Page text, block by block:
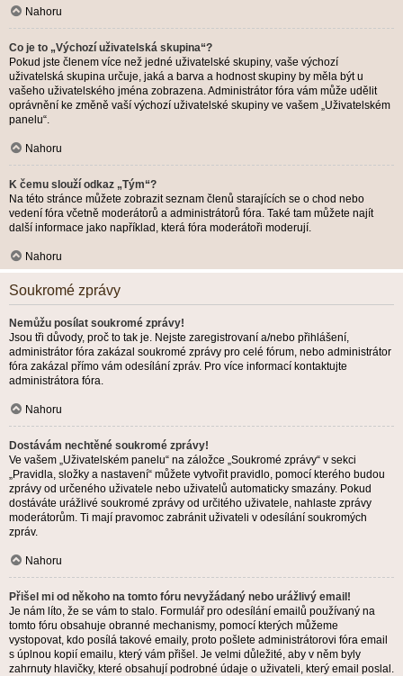
Nahoru
Co je to „Výchozí uživatelská skupina“?
Pokud jste členem více než jedné uživatelské skupiny, vaše výchozí
uživatelská skupina určuje, jaká a barva a hodnost skupiny by měla být u
vašeho uživatelského jména zobrazena. Administrátor fóra vám může udělit
oprávnění ke změně vaší výchozí uživatelské skupiny ve vašem „Uživatelském
panelu“.
Nahoru
K čemu slouží odkaz „Tým“?
Na této stránce můžete zobrazit seznam členů starajících se o chod nebo
vedení fóra včetně moderátorů a administrátorů fóra. Také tam můžete najít
další informace jako například, která fóra moderátoři moderují.
Nahoru
Soukromé zprávy
Nemůžu posílat soukromé zprávy!
Jsou tři důvody, proč to tak je. Nejste zaregistrovaní a/nebo přihlášení,
administrátor fóra zakázal soukromé zprávy pro celé fórum, nebo administrátor
fóra zakázal přímo vám odesílání zpráv. Pro více informací kontaktujte
administrátora fóra.
Nahoru
Dostávám nechtěné soukromé zprávy!
Ve vašem „Uživatelském panelu“ na záložce „Soukromé zprávy“ v sekci
„Pravidla, složky a nastavení“ můžete vytvořit pravidlo, pomocí kterého budou
zprávy od určeného uživatele nebo uživatelů automaticky smazány. Pokud
dostáváte urážlivé soukromé zprávy od určitého uživatele, nahlaste zprávy
moderátorům. Ti mají pravomoc zabránit uživateli v odesílání soukromých
zpráv.
Nahoru
Přišel mi od někoho na tomto fóru nevyžádaný nebo urážlivý email!
Je nám líto, že se vám to stalo. Formulář pro odesílání emailů používaný na
tomto fóru obsahuje obranné mechanismy, pomocí kterých můžeme
vystopovat, kdo posílá takové emaily, proto pošlete administrátorovi fóra email
s úplnou kopií emailu, který vám přišel. Je velmi důležité, aby v něm byly
zahrnuty hlavičky, které obsahují podrobné údaje o uživateli, který email poslal.